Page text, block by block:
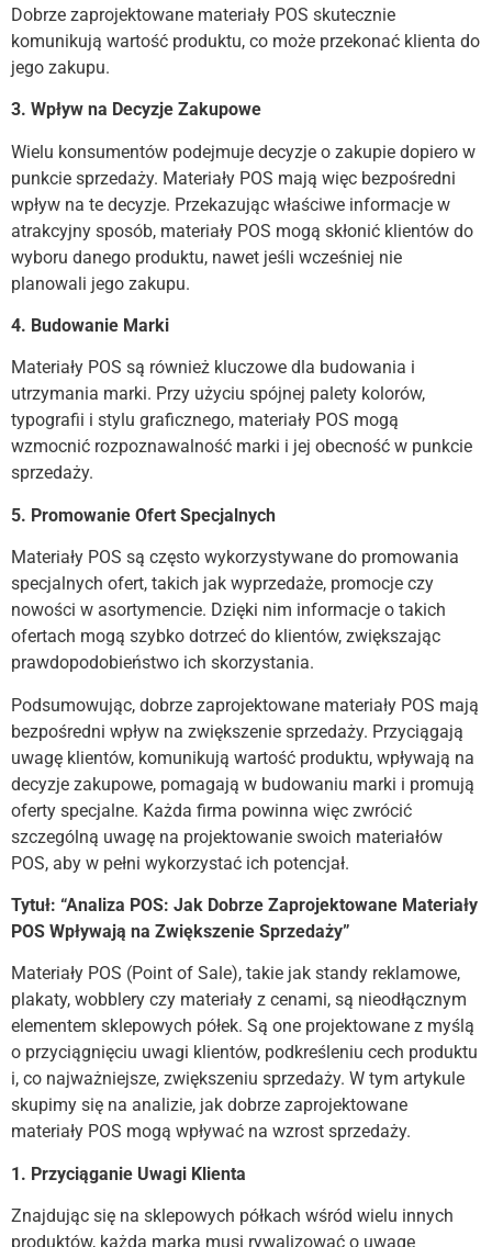
Dobrze zaprojektowane materiały POS skutecznie
komunikują wartość produktu, co może przekonać klienta do
jego zakupu.
3. Wpływ na Decyzje Zakupowe
Wielu konsumentów podejmuje decyzje o zakupie dopiero w
punkcie sprzedaży. Materiały POS mają więc bezpośredni
wpływ na te decyzje. Przekazując właściwe informacje w
atrakcyjny sposób, materiały POS mogą skłonić klientów do
wyboru danego produktu, nawet jeśli wcześniej nie
planowali jego zakupu.
4. Budowanie Marki
Materiały POS są również kluczowe dla budowania i
utrzymania marki. Przy użyciu spójnej palety kolorów,
typografii i stylu graficznego, materiały POS mogą
wzmocnić rozpoznawalność marki i jej obecność w punkcie
sprzedaży.
5. Promowanie Ofert Specjalnych
Materiały POS są często wykorzystywane do promowania
specjalnych ofert, takich jak wyprzedaże, promocje czy
nowości w asortymencie. Dzięki nim informacje o takich
ofertach mogą szybko dotrzeć do klientów, zwiększając
prawdopodobieństwo ich skorzystania.
Podsumowując, dobrze zaprojektowane materiały POS mają
bezpośredni wpływ na zwiększenie sprzedaży. Przyciągają
uwagę klientów, komunikują wartość produktu, wpływają na
decyzje zakupowe, pomagają w budowaniu marki i promują
oferty specjalne. Każda firma powinna więc zwrócić
szczególną uwagę na projektowanie swoich materiałów
POS, aby w pełni wykorzystać ich potencjał.
Tytuł: “Analiza POS: Jak Dobrze Zaprojektowane Materiały
POS Wpływają na Zwiększenie Sprzedaży”
Materiały POS (Point of Sale), takie jak standy reklamowe,
plakaty, wobblery czy materiały z cenami, są nieodłącznym
elementem sklepowych półek. Są one projektowane z myślą
o przyciągnięciu uwagi klientów, podkreśleniu cech produktu
i, co najważniejsze, zwiększeniu sprzedaży. W tym artykule
skupimy się na analizie, jak dobrze zaprojektowane
materiały POS mogą wpływać na wzrost sprzedaży.
1. Przyciąganie Uwagi Klienta
Znajdując się na sklepowych półkach wśród wielu innych
produktów, każda marka musi rywalizować o uwagę